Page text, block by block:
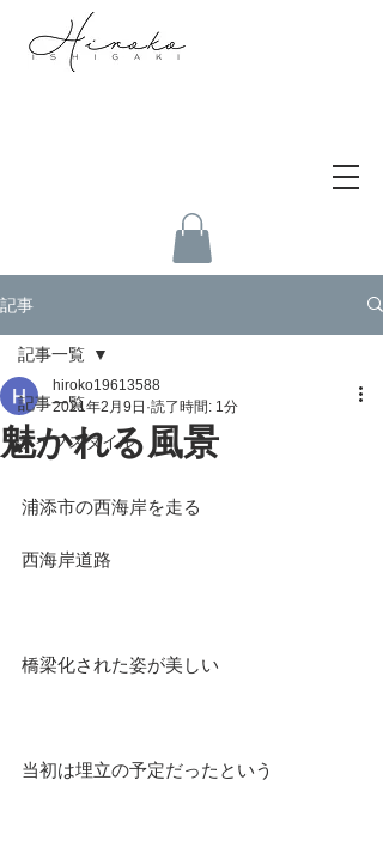
記事
記事一覧
ライフスタイル
記事一覧
魅かれる風景
hiroko19613588
2021年2月9日 読了時間: 1分
浦添市の西海岸を走る
西海岸道路
橋梁化された姿が美しい
当初は埋立の予定だったという